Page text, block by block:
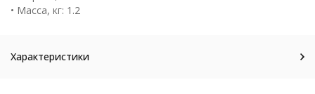
• Масса, кг: 1.2
Характеристики